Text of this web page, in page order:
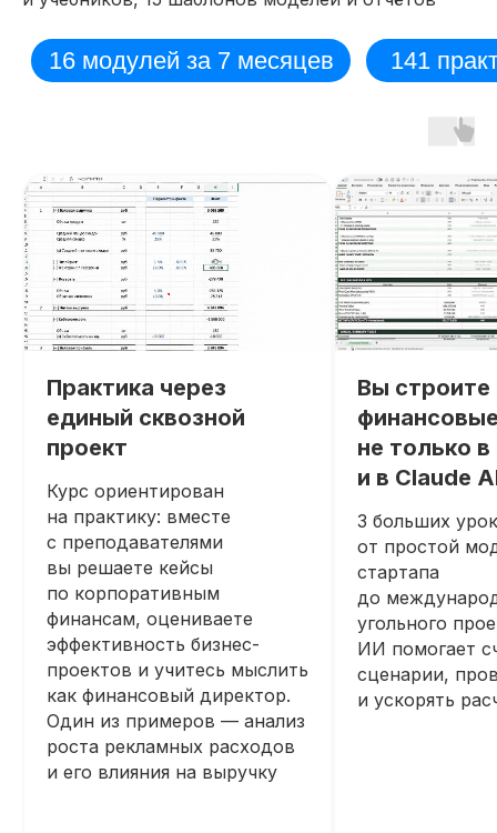
Практика через
единый сквозной
проект
Курс ориентирован
на практику: вместе
с преподавателями
вы решаете кейсы
по корпоративным
финансам, оцениваете
эффективность бизнес-
проектов и учитесь мыслить
как финансовый директор.
Один из примеров — анализ
роста рекламных расходов
и его влияния на выручку
Вы строите
не только
и в Claude
3 больших
от простой
стартапа
до
угольного
ИИ помогает
сценарии,
и ускорять